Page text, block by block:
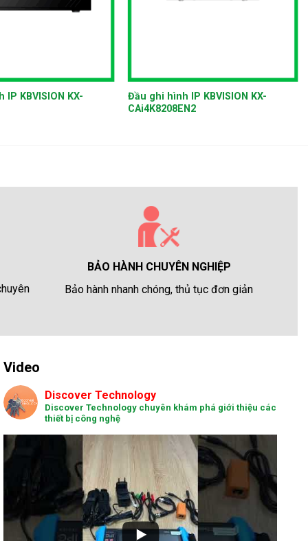
KBVISION KX-
Đầu ghi hình IP KBVISION KX-
CAi4K8208EN2
BẢO HÀNH CHUYÊN NGHIỆP
Bảo hành nhanh chóng, thủ tục đơn giản
Video
Discover Technology
Discover Technology chuyên khám phá giới thiệu các
thiết bị công nghệ